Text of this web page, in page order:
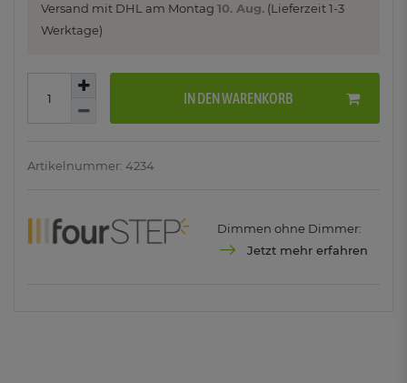
Versand mit DHL am Montag 10. Aug. (Lieferzeit 1-3
Werktage)
IN DEN WARENKORB
Artikelnummer: 4234
Dimmen ohne Dimmer:
Jetzt mehr erfahren